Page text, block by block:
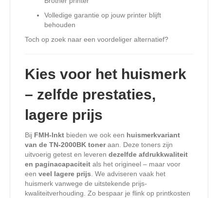
Volledige garantie op jouw printer blijft
behouden
Toch op zoek naar een voordeliger alternatief?
Kies voor het huismerk
– zelfde prestaties,
lagere prijs
Bij FMH-Inkt bieden we ook een huismerkvariant
van de TN-2000BK toneraan. Deze toners zijn
uitvoerig getest en leveren dezelfde afdrukkwaliteit
en paginacapaciteit als het origineel – maar voor
een veel lagere prijs. We adviseren vaak het
huismerk vanwege de uitstekende prijs-
kwaliteitverhouding. Zo bespaar je flink op printkosten